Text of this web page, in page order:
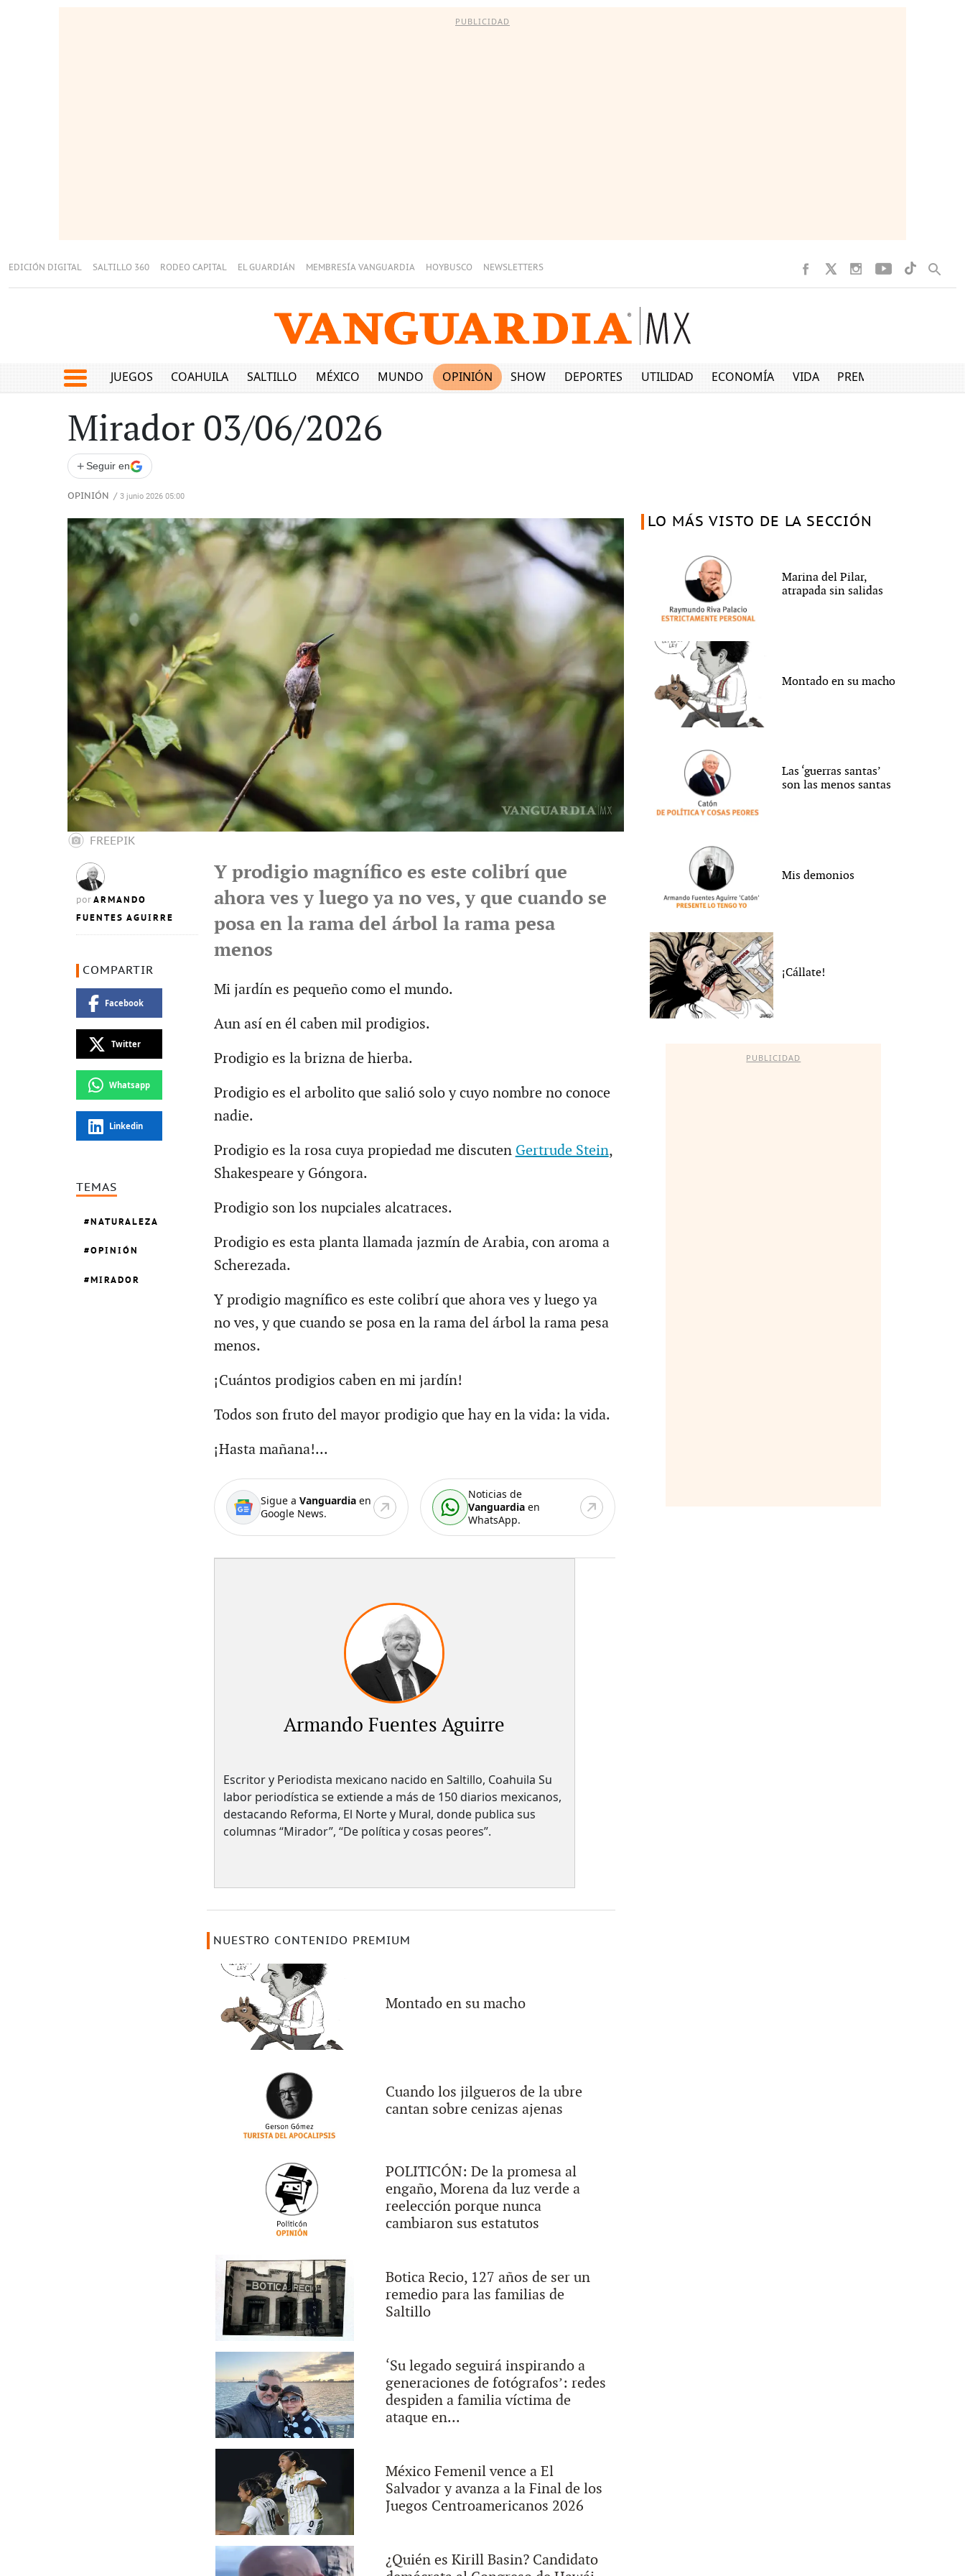
PUBLICIDAD
EDICIÓN DIGITAL SALTILLO 360 RODEO CAPITAL EL GUARDIÁN MEMBRESÍA VANGUARDIA HOYBUSCO NEWSLETTERS
JUEGOS COAHUILA SALTILLO MÉXICO MUNDO OPINIÓN SHOW DEPORTES UTILIDAD ECONOMÍA VIDA PREMIUM
Mirador 03/06/2026
+ Seguir en
OPINIÓN / 3 junio 2026 05:00
FREEPIK
por ARMANDO
FUENTES AGUIRRE
COMPARTIR
Facebook
Twitter
Whatsapp
Linkedin
TEMAS
NATURALEZA
OPINIÓN
MIRADOR
Y prodigio magnífico es este colibrí que
ahora ves y luego ya no ves, y que cuando se
posa en la rama del árbol la rama pesa
menos
Mi jardín es pequeño como el mundo.
Aun así en él caben mil prodigios.
Prodigio es la brizna de hierba.
Prodigio es el arbolito que salió solo y cuyo nombre no conoce
nadie.
Prodigio es la rosa cuya propiedad me discuten Gertrude Stein,
Shakespeare y Góngora.
Prodigio son los nupciales alcatraces.
Prodigio es esta planta llamada jazmín de Arabia, con aroma a
Scherezada.
Y prodigio magnífico es este colibrí que ahora ves y luego ya
no ves, y que cuando se posa en la rama del árbol la rama pesa
menos.
¡Cuántos prodigios caben en mi jardín!
Todos son fruto del mayor prodigio que hay en la vida: la vida.
¡Hasta mañana!...
Sigue a Vanguardiaen
Google News.
Noticias de
Vanguardia en
WhatsApp.
Armando Fuentes Aguirre
Escritor y Periodista mexicano nacido en Saltillo, Coahuila Su
labor periodística se extiende a más de 150 diarios mexicanos,
destacando Reforma, El Norte y Mural, donde publica sus
columnas “Mirador”, “De política y cosas peores”.
NUESTRO CONTENIDO PREMIUM
Montado en su macho
Cuando los jilgueros de la ubre
cantan sobre cenizas ajenas
POLITICÓN: De la promesa al
engaño, Morena da luz verde a
reelección porque nunca
cambiaron sus estatutos
Botica Recio, 127 años de ser un
remedio para las familias de
Saltillo
‘Su legado seguirá inspirando a
generaciones de fotógrafos’: redes
despiden a familia víctima de
ataque en...
México Femenil vence a El
Salvador y avanza a la Final de los
Juegos Centroamericanos 2026
¿Quién es Kirill Basin? Candidato
LO MÁS VISTO DE LA SECCIÓN
Marina del Pilar,
atrapada sin salidas
Montado en su macho
Las ‘guerras santas’
son las menos santas
Mis demonios
¡Cállate!
PUBLICIDAD